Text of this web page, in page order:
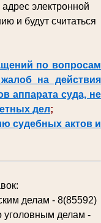
электронной
и будут считаться
по вопросам
на действия
аппарата суда, не
дел;
судебных актов и
делам - 8(85592)
уголовным делам -